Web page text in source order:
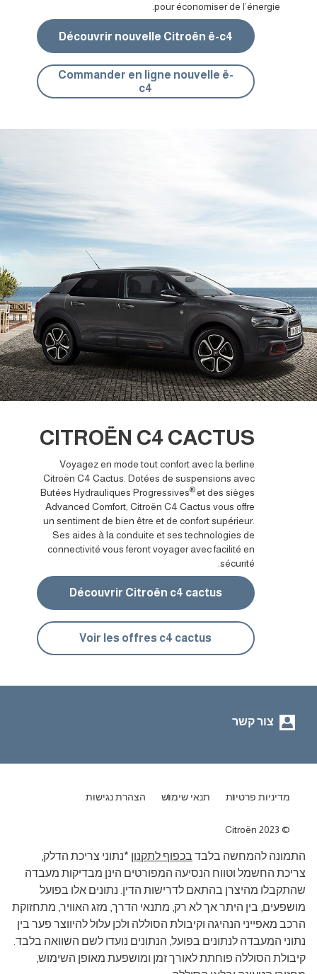
pour économiser de l’énergie.
Découvrir nouvelle Citroën ë-c4
Commander en ligne nouvelle ë-
c4
CITROËN C4 CACTUS
Voyagez en mode tout confort avec la berline
Citroën C4 Cactus. Dotées de suspensions avec
Butées Hydrauliques Progressives®et des sièges
Advanced Comfort, Citroën C4 Cactus vous offre
un sentiment de bien être et de confort supérieur.
Ses aides à la conduite et ses technologies de
connectivité vous feront voyager avec facilité en
sécurité.
Découvrir Citroën c4 cactus
Voir les offres c4 cactus
צור קשר
Citroën 2023
מדיניות פרטיות תנאי שימוש הצהרת נגישות
התמונה להמחשה בלבד בכפוף לתקנון *נתוני צריכת הדלק,
צריכת החשמל וטווח הנסיעה המפורטים הינן מבדיקות מעבדה
שהתקבלו מהיצרן בהתאם לדרישות הדין. נתונים אלו בפועל
מושפעים, בין היתר אך לא רק, מתנאי הדרך, מזג האוויר, מתחזוקת
הרכב מאפייני הנהיגה וקיבולת הסוללה ולכן עלול להיווצר פער בין
נתוני המעבדה לנתונים בפועל, הנתונים נועדו לשם השוואה בלבד.
קיבולת הסוללה פוחתת לאורך זמן ומושפעת מאופן השימוש,